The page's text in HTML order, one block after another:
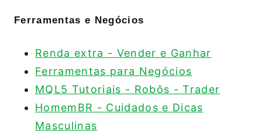
Ferramentas e Negócios
Renda extra - Vender e Ganhar
Ferramentas para Negócios
MQL5 Tutoriais - Robôs - Trader
HomemBR - Cuidados e Dicas
Masculinas